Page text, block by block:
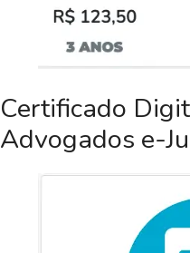
Certificado
Advogados e-